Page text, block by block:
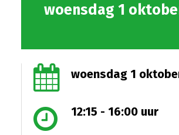
woensdag 1
woensdag 1
12:15 - 16:00 uur